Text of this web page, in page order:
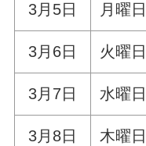
3月5日 月曜日
3月6日 火曜日
3月7日 水曜日
3月8日 木曜日